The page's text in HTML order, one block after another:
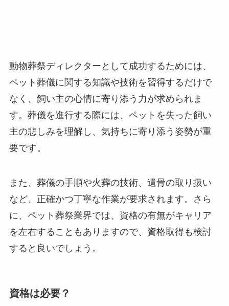
動物葬祭ディレクターとして成功するためには、
ペット葬儀に関する知識や技術を習得するだけで
なく、飼い主の心情に寄り添う力が求められま
す。葬儀を進行する際には、ペットを失った飼い
主の悲しみを理解し、気持ちに寄り添う姿勢が重
要です。
また、葬儀の手順や火葬の技術、遺骨の取り扱い
など、正確かつ丁寧な作業が要求されます。さら
に、ペット葬祭業界では、資格の有無がキャリア
を左右することもありますので、資格取得も検討
すると良いでしょう。
資格は必要？